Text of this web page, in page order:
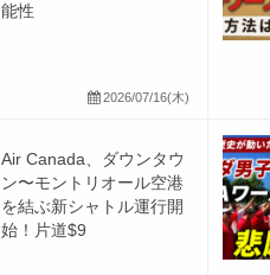
能性
2026/07/16(木)
Air Canada、ダウンタウ
ン〜モントリオール空港
を結ぶ新シャトル運行開
始！片道$9